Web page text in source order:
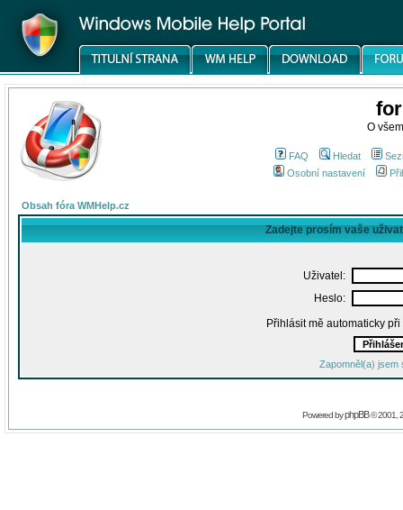
O
FAQ Hledat
Osobní nastavení
Obsah fóra WMHelp.cz
Zadejte prosím vaše
Uživatel:
Heslo:
Přihlásit mě automaticky
Zapomněl(a) jsem
Powered byphpBB© 2001,